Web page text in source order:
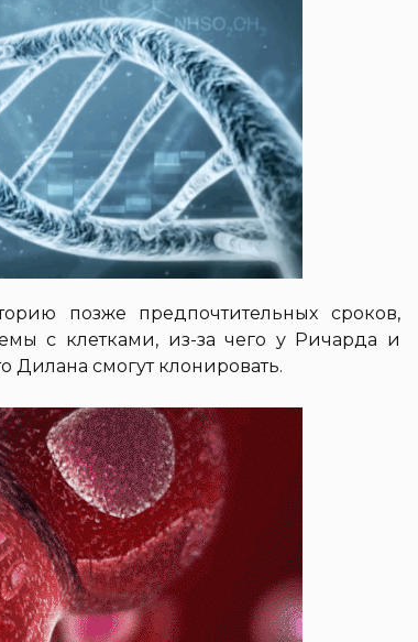
позже предпочтительных сроков,
с клетками, из-за чего у Ричарда и
Дилана смогут клонировать.